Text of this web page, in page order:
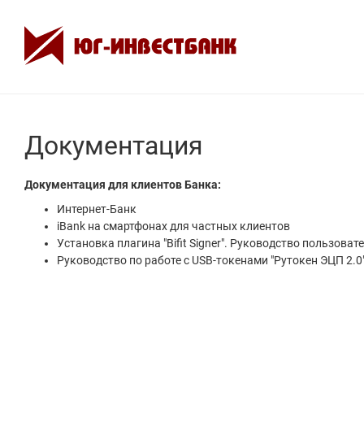
Документация
Документация для клиентов Банка:
Интернет-Банк
iBank на смартфонах для частных клиентов
Установка плагина "Bifit Signer". Руководство
Руководство по работе с USB-токенами "Рутокен ЭЦП